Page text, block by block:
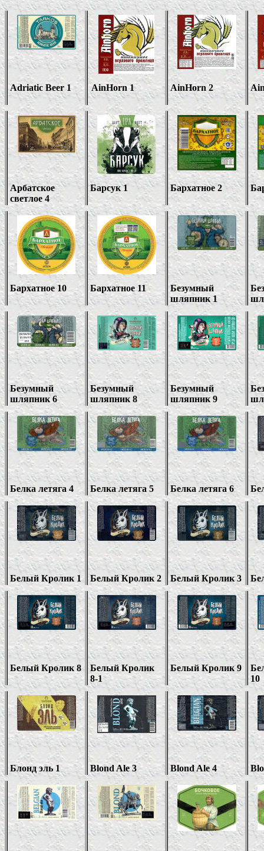
Adriatic Beer 1 AinHorn 1 AinHorn 2
Арбатское
светлое 4
Барсук 1 Бархатное 2
Бархатное 10 Бархатное 11
Безумный
шляпник 1
Безумный
шляпник6
Безумный
шляпник 8
Безумный
шляпник 9
Белка летяга 4 Белка летяга5 Белка летяга6
Белый Кролик 1 Белый Кролик 2 Белый Кролик3
Белый Кролик 8
Белый Кролик
8-1
Белый Кролик 9
10
Блонд эль 1 Blond Ale 3 Blond Ale 4